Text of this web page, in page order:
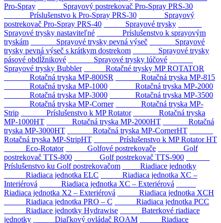
Pro-Spray
Sprayový postrekovač Pro-Spray PRS-30
Príslušenstvo k Pro-Spray PRS-30
Sprayový
postrekovač Pro-Spray PRS-40
Sprayové trysky
Sprayové trysky nastaviteľné
Príslušenstvo k sprayovým
tryskám
Sprayové trysky pevná výseč
Sprayové
trysky pevná výseč s krátkym dostrekom
Sprayové trysky
pásové obdĺžnikové
Sprayové trysky lúčové
Sprayové trysky Bubbler
Rotačné trysky MP ROTATOR
Rotačná tryska MP-800SR
Rotačná tryska MP-815
Rotačná tryska MP-1000
Rotačná tryska MP-2000
Rotačná tryska MP-3000
Rotačná tryska MP-3500
Rotačná tryska MP-Corner
Rotačná tryska MP-
Strip
Príslušenstvo k MP Rotator
Rotačná tryska
MP-1000HT
Rotačná tryska MP-2000HT
Rotačná
tryska MP-3000HT
Rotačná tryska MP-CornerHT
Rotačná tryska MP-StripHT
Príslušenstvo k MP Rotator HT
Eco-Rotator
Golfové postrekovače
Golf
postrekovač TTS-800
Golf postrekovač TTS-900
Príslušenstvo ku Golf postrekovačom
Riadiace jednotky
Riadiaca jednotka ELC
Riadiaca jednotka XC –
Interiérová
Riadiaca jednotka XC – Exteriérová
Riadiaca jednotka X2 – Exteriérová
Riadiaca jednotka XCH
Riadiaca jednotka PRO – C
Riadiaca jednotka PCC
Riadiace jednotky Hydrawise
Baterkové riadiace
jednotky
Diaľkový ovládač ROAM
Riadiace